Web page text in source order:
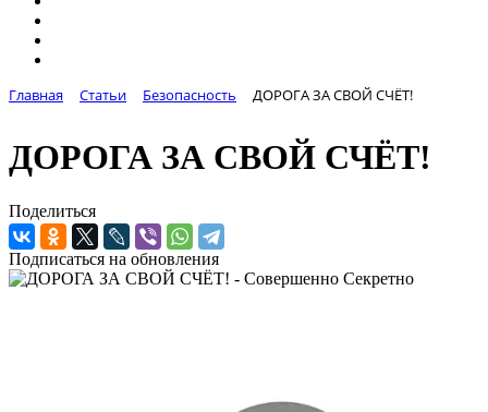
Главная Статьи Безопасность ДОРОГА ЗА СВОЙ СЧЁТ!
ДОРОГА ЗА СВОЙ СЧЁТ!
Поделиться
Подписаться на обновления